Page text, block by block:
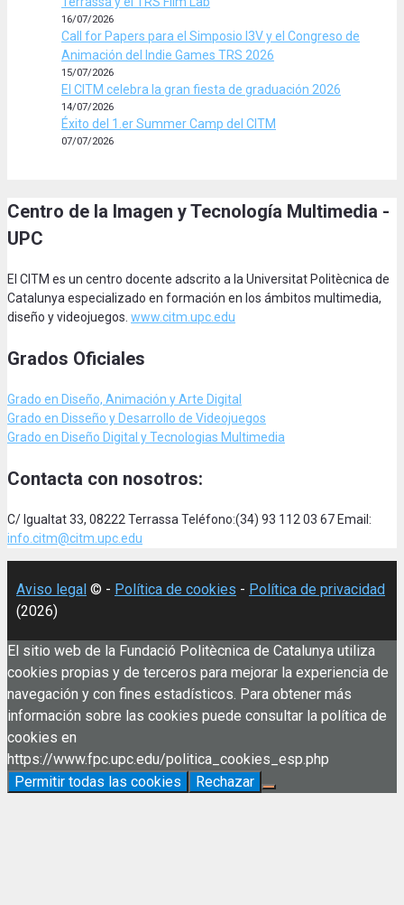
16/07/2026
Call for Papers para el Simposio I3V y el Congreso de
Animación del Indie Games TRS 2026
15/07/2026
El CITM celebra la gran fiesta de graduación 2026
14/07/2026
Éxito del 1.er Summer Camp del CITM
07/07/2026
Centro de la Imagen y Tecnología Multimedia -
UPC
El CITM es un centro docente adscrito a la Universitat Politècnica de
Catalunya especializado en formación en los ámbitos multimedia,
diseño y videojuegos. www.citm.upc.edu
Grados Oficiales
Grado en Diseño, Animación y Arte Digital
Grado en Disseño y Desarrollo de Videojuegos
Grado en Diseño Digital y Tecnologias Multimedia
Contacta con nosotros:
C/ Igualtat 33, 08222 Terrassa Teléfono:(34) 93 112 03 67 Email:
info.citm@citm.upc.edu
Aviso legal © - Política de cookies - Política de privacidad
(2026)
El sitio web de la Fundació Politècnica de Catalunya utiliza
cookies propias y de terceros para mejorar la experiencia de
navegación y con fines estadísticos. Para obtener más
información sobre las cookies puede consultar la política de
cookies en
https://www.fpc.upc.edu/politica_cookies_esp.php
Permitir todas las cookies
Rechazar